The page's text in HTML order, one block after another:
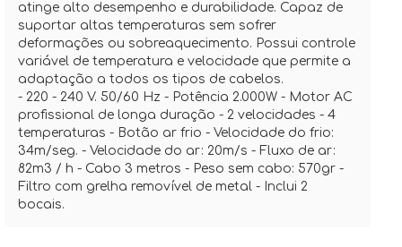
atinge alto desempenho e durabilidade. Capaz de
suportar altas temperaturas sem sofrer
deformações ou sobreaquecimento. Possui controle
variável de temperatura e velocidade que permite a
adaptação a todos os tipos de cabelos.
- 220 - 240 V. 50/60 Hz - Potência 2.000W - Motor AC
profissional de longa duração - 2 velocidades - 4
temperaturas - Botão ar frio - Velocidade do frio:
34m/seg. - Velocidade do ar: 20m/s - Fluxo de ar:
82m3 / h - Cabo 3 metros - Peso sem cabo: 570gr -
Filtro com grelha removível de metal - Inclui 2
bocais.